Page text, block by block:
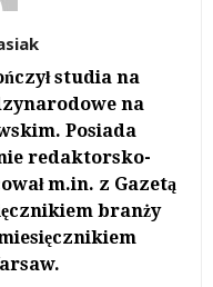
studia na
na
Posiada
redaktorsko-
m.in. z Gazetą
branży